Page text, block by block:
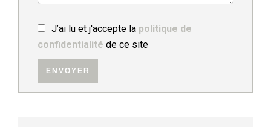
J’ai lu et j'accepte la politique de
confidentialité de ce site
ENVOYER